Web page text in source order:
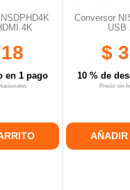
4K
en 1 pago
Conversor
USB
$
10 % de
Precio sin